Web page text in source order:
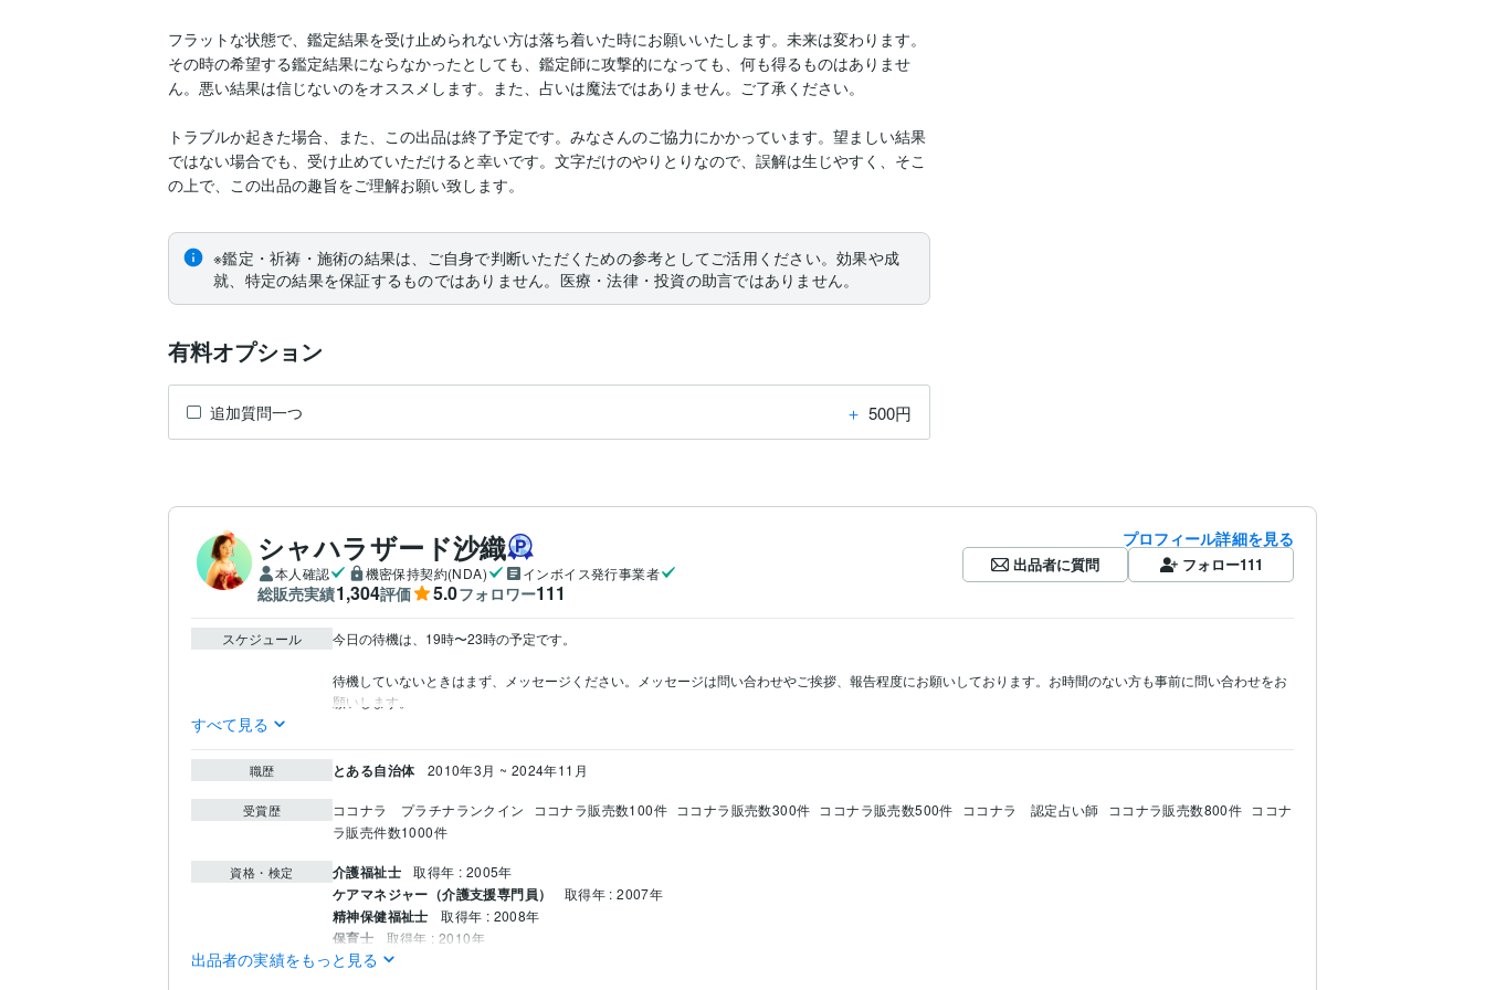
フラットな状態で、鑑定結果を受け止められない方は落ち着いた時にお願いいたします。未来は変わります。
その時の希望する鑑定結果にならなかったとしても、鑑定師に攻撃的になっても、何も得るものはありませ
ん。悪い結果は信じないのをオススメします。また、占いは魔法ではありません。ご了承ください。
トラブルか起きた場合、また、この出品は終了予定です。みなさんのご協力にかかっています。望ましい結果
ではない場合でも、受け止めていただけると幸いです。文字だけのやりとりなので、誤解は生じやすく、そこ
の上で、この出品の趣旨をご理解お願い致します。
※鑑定・祈祷・施術の結果は、ご自身で判断いただくための参考としてご活用ください。効果や成
就、特定の結果を保証するものではありません。医療・法律・投資の助言ではありません。
有料オプション
追加質問一つ ＋ 500円
シャハラザード沙織
本人確認 機密保持契約(NDA) インボイス発行事業者
総販売実績1,304評価 5.0フォロワー111
プロフィール詳細を見る
出品者に質問 フォロー111
スケジュール 今日の待機は、19時〜23時の予定です。
待機していないときはまず、メッセージください。メッセージは問い合わせやご挨拶、報告程度にお願いしております。お時間のない方も事前に問い合わせをお
すべて見る
職歴 とある自治体 2010年3月 ~ 2024年11月
受賞歴 ココナラ　プラチナランクイン ココナラ販売数100件 ココナラ販売数300件 ココナラ販売数500件 ココナラ　認定占い師 ココナラ販売数800件 ココナ
ラ販売件数1000件
資格・検定 介護福祉士 取得年 : 2005年
ケアマネジャー（介護支援専門員） 取得年 : 2007年
精神保健福祉士 取得年 : 2008年
保育士 取得年 : 2010年
社会福祉士
出品者の実績をもっと見る